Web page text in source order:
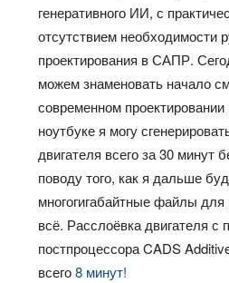
генеративного ИИ, с
отсутствием необходимости
проектирования в САПР.
можем знаменовать начало
современном
ноутбуке я могу
двигателя всего за 30 минут
поводу того, как я дальше
многогигабайтные файлы
всё. Расслоёвка двигателя
постпроцессора CADS
всего8 минут!